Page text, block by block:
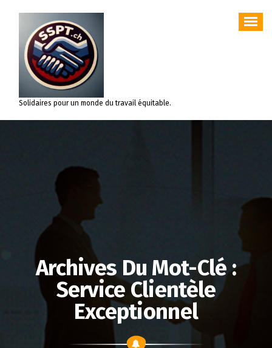
contenu
Solidaires pour un monde du travail équitable.
Archives Du Mot-Clé :
Service Clientèle
Exceptionnel